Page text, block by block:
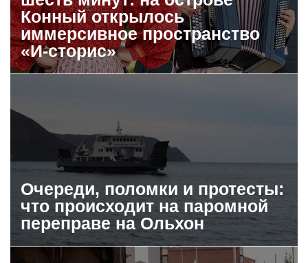
Конный открылось
иммерсивное пространство
«И-сторис»
Очереди, поломки и протесты:
что происходит на паромной
переправе на Ольхон